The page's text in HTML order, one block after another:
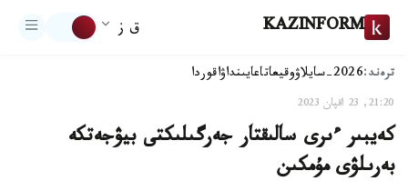
KAZINFORM ق ز
ترەند:2026-سايلاۋ وقيعاتاعايىنداۋاقوردا
21:20, 23 اقپان 2023
كەيبىر ءىرى سالىقتار جەرگىلىكتى بيۋجەتكە
بەرىلۋى مۇمكىن